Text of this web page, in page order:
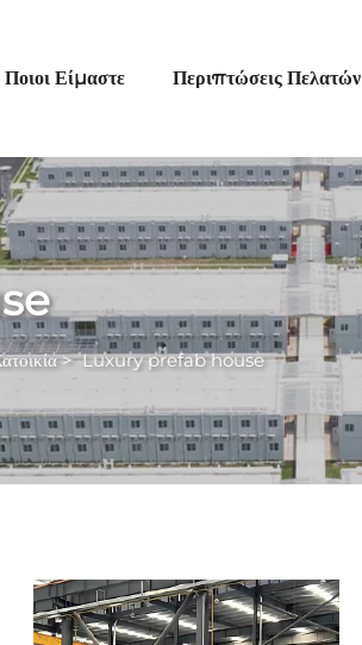
Ποιοι Είμαστε Περιπτώσεις Πελατών
>Luxury prefab house